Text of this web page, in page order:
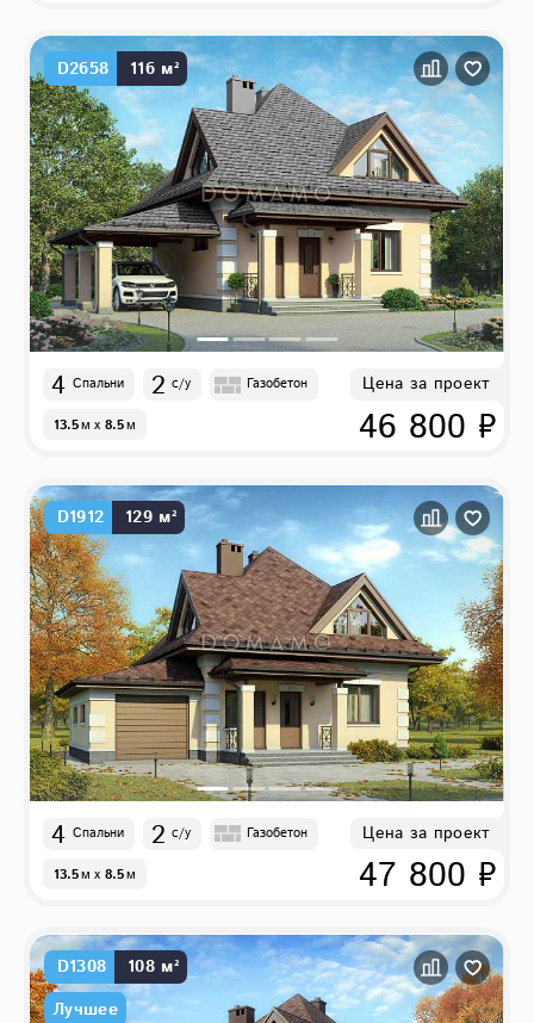
D2658 116 м²
4 Спальни 2 с/у Газобетон
13.5м x 8.5м
Цена за проект
46 800 ₽
D1912 129 м²
4 Спальни 2 с/у Газобетон
13.5м x 8.5м
Цена за проект
47 800 ₽
D1308
108 м²
Лучшее